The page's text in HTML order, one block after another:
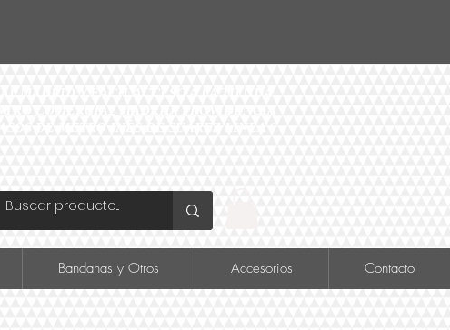
Bandanas y Otros Accesorios Contacto